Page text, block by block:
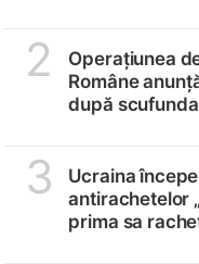
2
Operațiunea
Române
după
3
Ucraina
antirachetelor
prima sa